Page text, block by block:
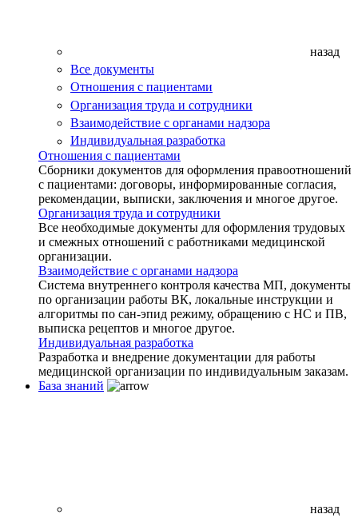
назад
Все документы
Отношения с пациентами
Организация труда и сотрудники
Взаимодействие с органами надзора
Индивидуальная разработка
Отношения с пациентами
Сборники документов для оформления правоотношений
с пациентами: договоры, информированные согласия,
рекомендации, выписки, заключения и многое другое.
Организация труда и сотрудники
Все необходимые документы для оформления трудовых
и смежных отношений с работниками медицинской
организации.
Взаимодействие с органами надзора
Система внутреннего контроля качества МП, документы
по организации работы ВК, локальные инструкции и
алгоритмы по сан-эпид режиму, обращению с НС и ПВ,
выписка рецептов и многое другое.
Индивидуальная разработка
Разработка и внедрение документации для работы
медицинской организации по индивидуальным заказам.
База знаний
назад